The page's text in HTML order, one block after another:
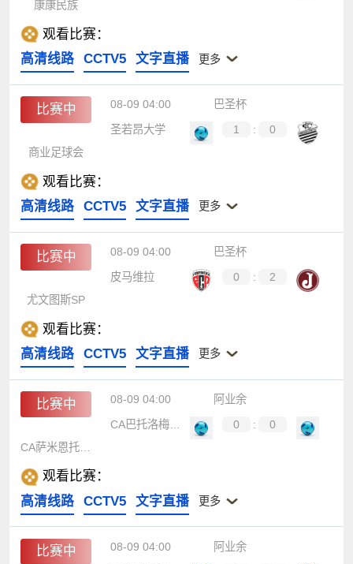
康康民族
观看比赛：
高清线路
CCTV5 文字直播 更多
比赛中 08-09 04:00
巴圣杯
圣若昂大学
1 :
0
商业足球会
观看比赛：
高清线路
CCTV5 文字直播 更多
比赛中 08-09 04:00
巴圣杯
皮马维拉
0 :
2
尤文图斯SP
观看比赛：
高清线路
CCTV5 文字直播 更多
比赛中 08-09 04:00
阿业余
CA巴托洛梅米特雷
0 :
0
观看比赛：
高清线路
CCTV5 文字直播 更多
比赛中 08-09 04:00
阿业余